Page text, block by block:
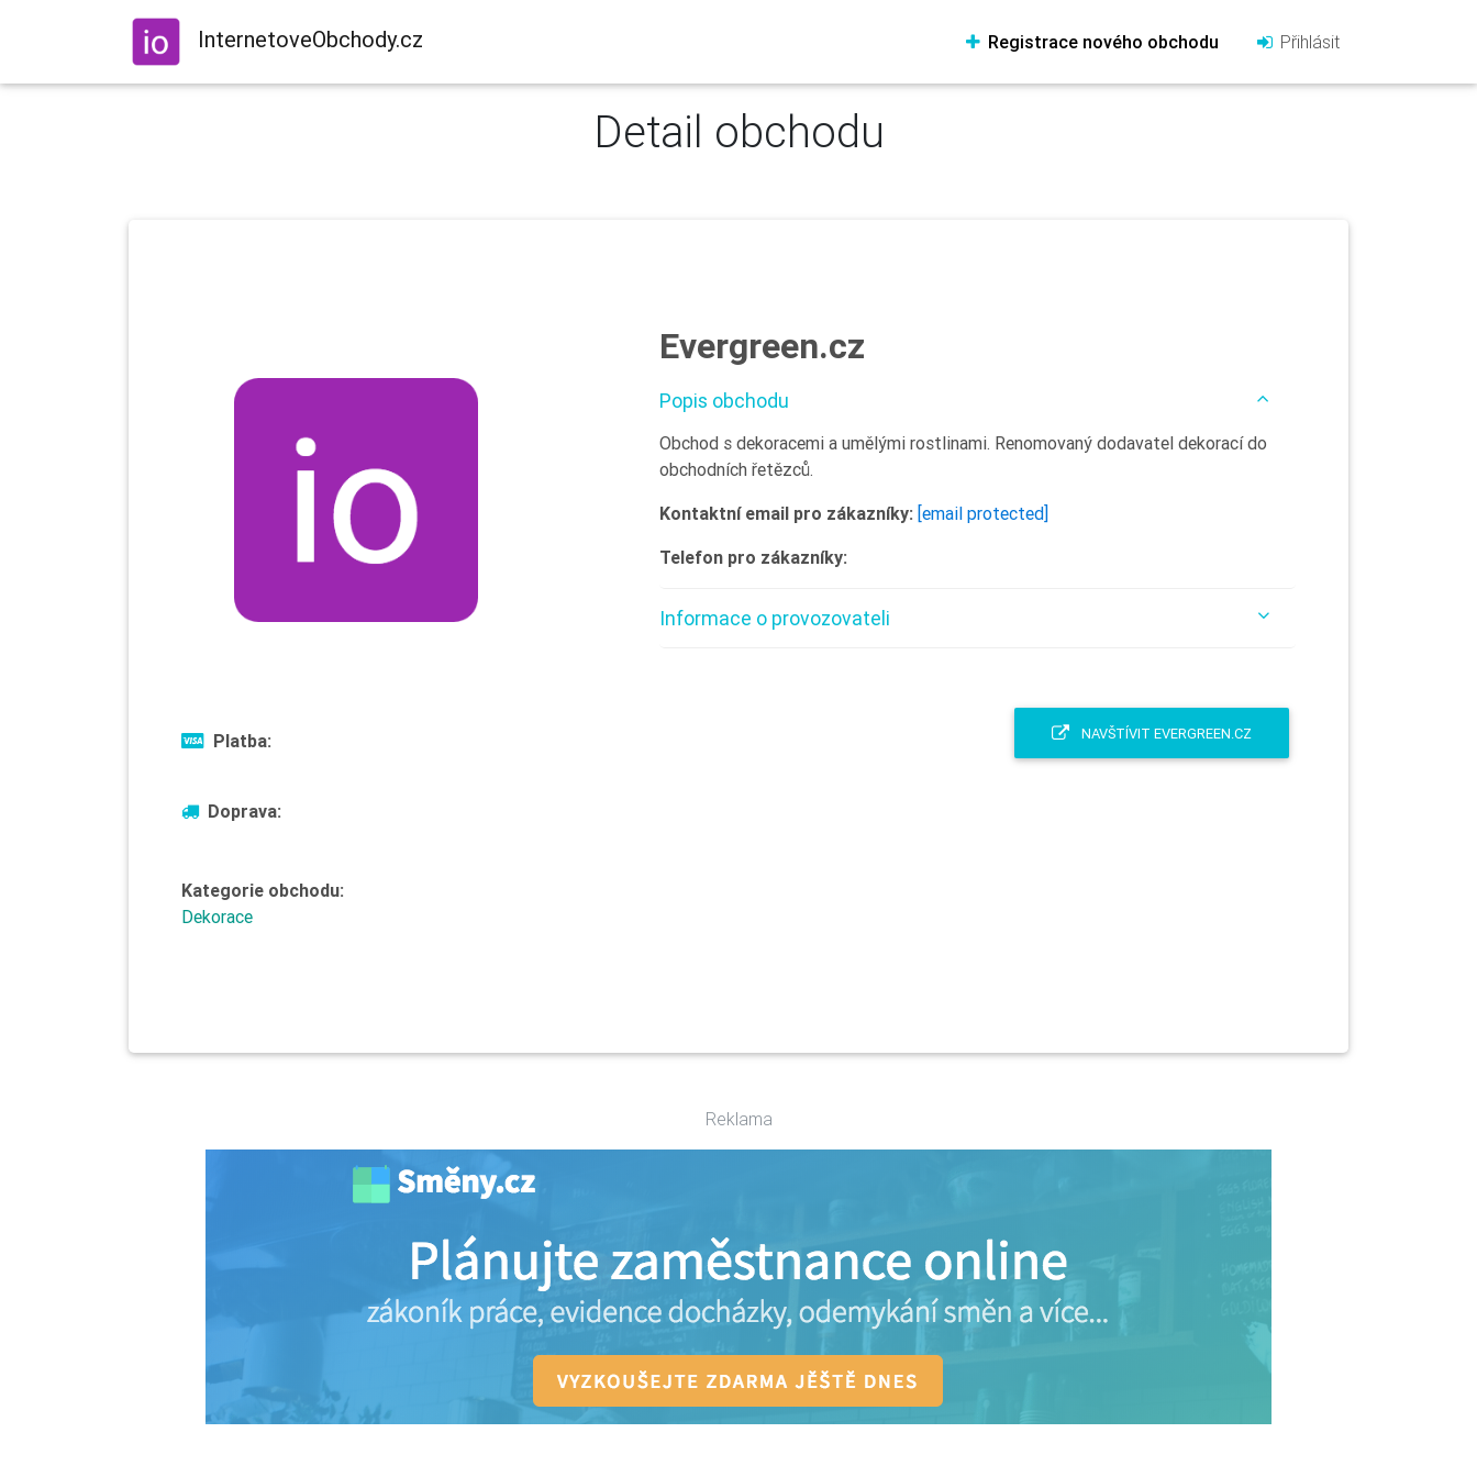
InternetoveObchody.cz Registrace nového obchodu Přihlásit
Detail obchodu
Platba:
Doprava:
Kategorie obchodu:
Dekorace
Evergreen.cz
Popis obchodu
Obchod s dekoracemi a umělými rostlinami. Renomovaný dodavatel dekorací do
obchodních řetězců.
Kontaktní email pro zákazníky: [email protected]
Telefon pro zákazníky:
Informace o provozovateli
NAVŠTÍVIT EVERGREEN.CZ
Reklama